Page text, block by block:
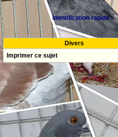
Identification rapide :
Divers
Imprimer ce sujet